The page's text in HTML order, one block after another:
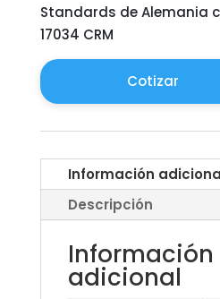
Standards de Alemania
17034 CRM
Cotizar
Información
Descripción
Información
adicional